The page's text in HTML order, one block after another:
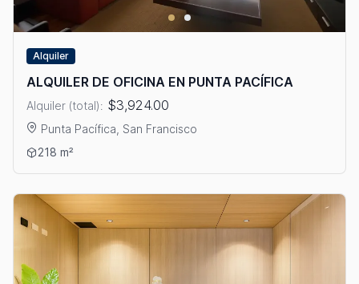
Alquiler
ALQUILER DE OFICINA EN PUNTA PACÍFICA
Alquiler (total): $3,924.00
Punta Pacífica, San Francisco
Ver detalles: ALQUILER DE OFICINA EN PUNTA PACÍFICA
218 m²